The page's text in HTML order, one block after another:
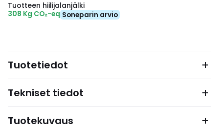
Tuotteen hiilijalanjälki
308 Kg CO₂-eq Soneparin arvio
Tuotetiedot
Tekniset tiedot
Tuotekuvaus